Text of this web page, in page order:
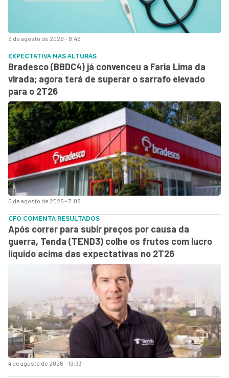
5 de agosto de 2026 - 8:46
5 de agosto de 2026 - 7:08
EXPECTATIVA NAS ALTURAS
Bradesco (BBDC4) já convenceu a Faria Lima da
virada; agora terá de superar o sarrafo elevado
para o 2T26
4 de agosto de 2026 - 19:33
CFO COMENTA RESULTADOS
Após correr para subir preços por causa da
guerra, Tenda (TEND3) colhe os frutos com lucro
líquido acima das expectativas no 2T26